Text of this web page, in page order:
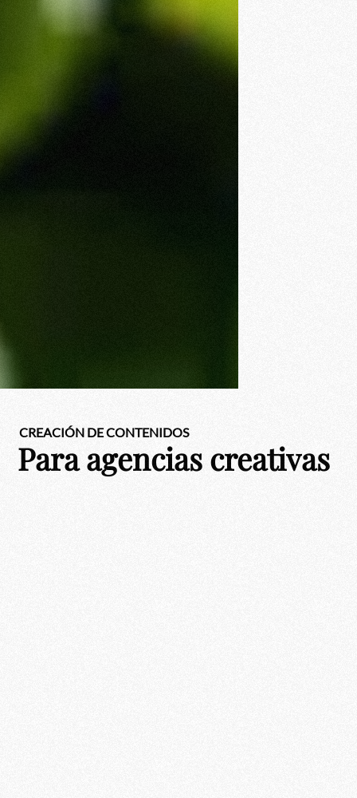
CREACIÓN DE CONTENIDOS
Para agencias creativas